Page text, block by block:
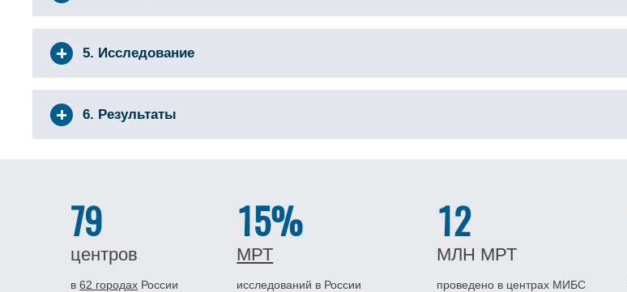
5. Исследование
6. Результаты
79
центров
в 62 городах России
15%
МРТ
исследований в России
12
МЛН МРТ
проведено в центрах МИБС